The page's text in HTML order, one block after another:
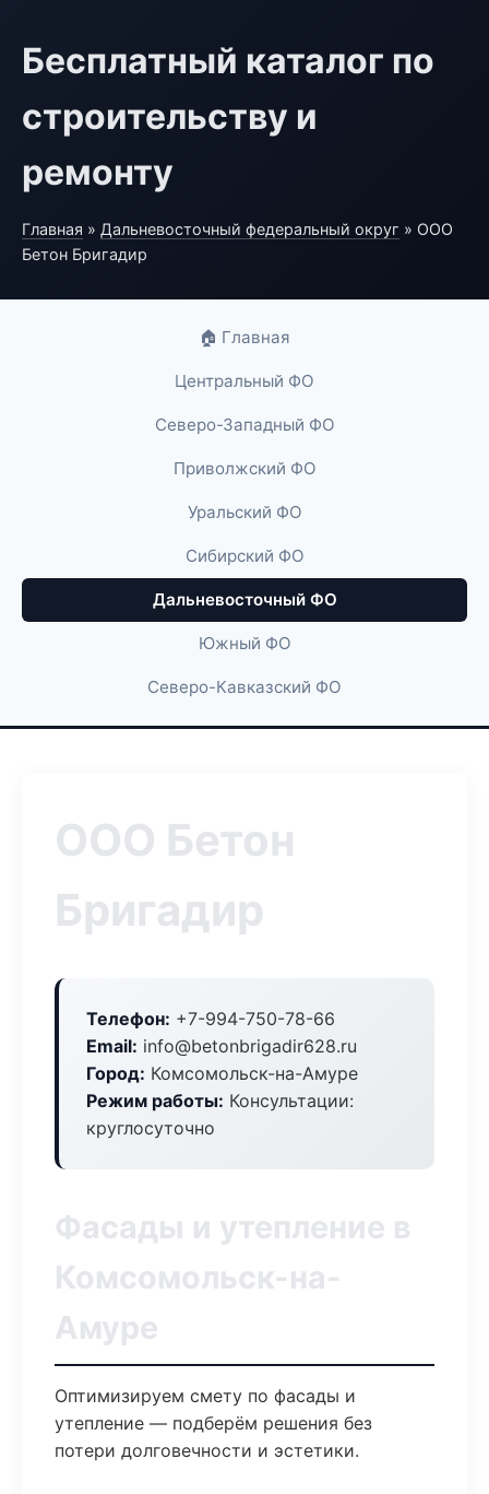
Бесплатный каталог по
строительству и
ремонту
Главная » Дальневосточный федеральный округ » ООО
Бетон Бригадир
🏠 Главная
Центральный ФО
Северо-Западный ФО
Приволжский ФО
Уральский ФО
Сибирский ФО
Дальневосточный ФО
Южный ФО
Северо-Кавказский ФО
ООО Бетон
Бригадир
Телефон: +7-994-750-78-66
Email: info@betonbrigadir628.ru
Город: Комсомольск-на-Амуре
Режим работы: Консультации:
круглосуточно
Фасады и утепление в
Комсомольск-на-
Амуре
Оптимизируем смету по фасады и
утепление — подберём решения без
потери долговечности и эстетики.